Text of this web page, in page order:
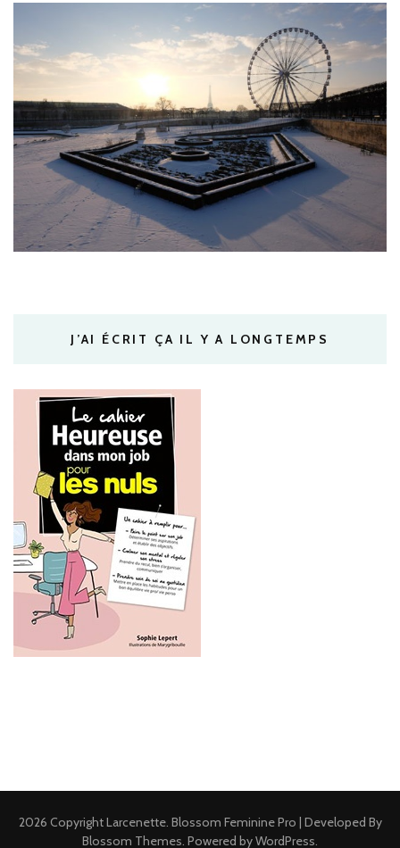
J’AI ÉCRIT ÇA IL Y A LONGTEMPS
2026 CopyrightLarcenette. Blossom Feminine Pro | Developed By
Blossom Themes. Powered byWordPress.